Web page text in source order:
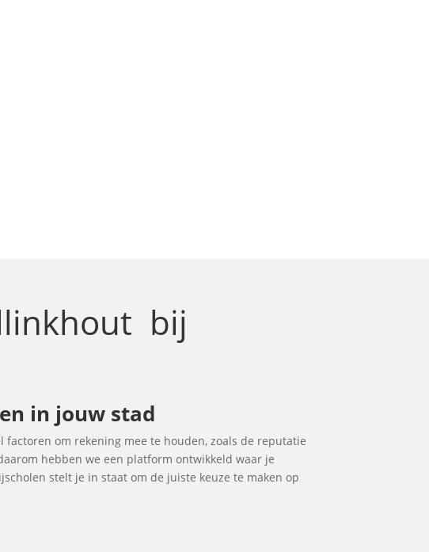
bij
in jouw stad
om rekening mee te houden, zoals de reputatie
hebben we een platform ontwikkeld waar je
stelt je in staat om de juiste keuze te maken op